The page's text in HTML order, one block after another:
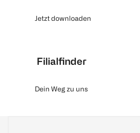
Jetzt downloaden
Filialfinder
Dein Weg zu uns